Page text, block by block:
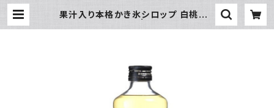
果汁入り本格かき氷シロップ 白桃 6